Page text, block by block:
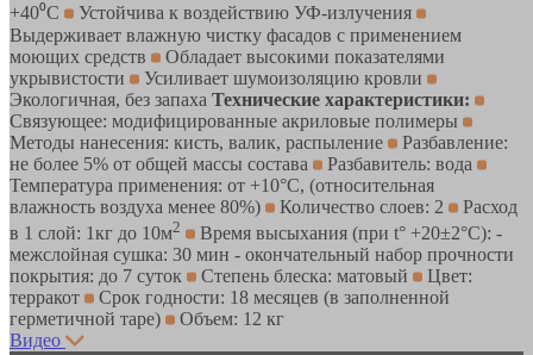
+40⁰С
Устойчива к воздействию УФ-излучения
Выдерживает влажную чистку фасадов с применением
моющих средств
Обладает высокими показателями
укрывистости
Усиливает шумоизоляцию кровли
Экологичная, без запаха Технические характеристики:
Связующее: модифицированные акриловые полимеры
Методы нанесения: кисть, валик, распыление
Разбавление:
не более 5% от общей массы состава
Разбавитель: вода
Температура применения: от +10°С, (относительная
влажность воздуха менее 80%)
Количество слоев: 2
Расход
в 1 слой: 1кг до 10м2
Время высыхания (при t° +20±2°C): -
межслойная сушка: 30 мин - окончательный набор прочности
покрытия: до 7 суток
Степень блеска: матовый
Цвет:
терракот
Срок годности: 18 месяцев (в заполненной
герметичной таре)
Объем: 12 кг
Видео